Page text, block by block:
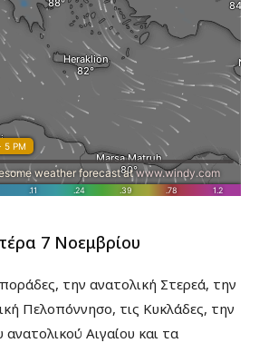
7 Νοεμβρίου
την ανατολική Στερεά, την
Πελοπόννησο, τις Κυκλάδες, την
Αιγαίου και τα